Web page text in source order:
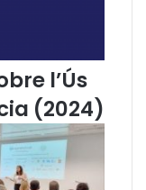
l’Ús
(2024)